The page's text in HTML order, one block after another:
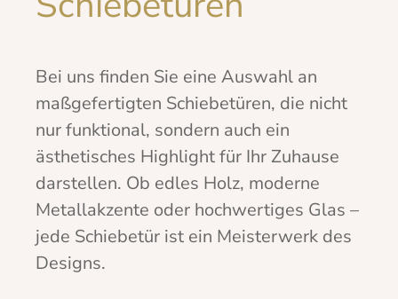
Bei uns finden Sie eine Auswahl an
maßgefertigten Schiebetüren, die nicht
nur funktional, sondern auch ein
ästhetisches Highlight für Ihr Zuhause
darstellen. Ob edles Holz, moderne
Metallakzente oder hochwertiges Glas –
jede Schiebetür ist ein Meisterwerk des
Designs.